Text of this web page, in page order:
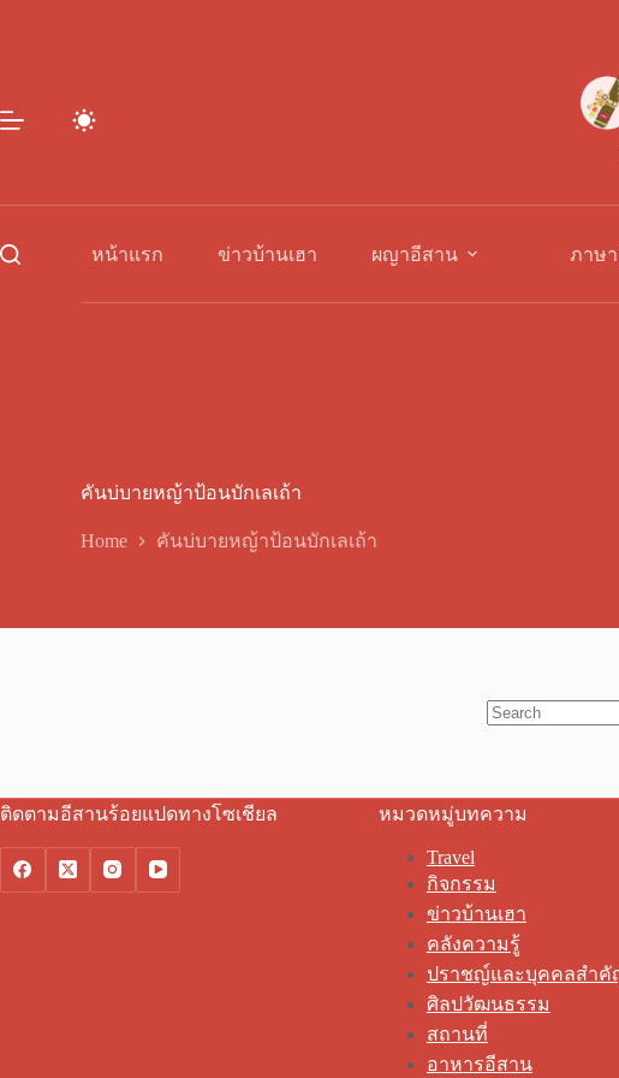
หน้าแรก ข่าวบ้านเฮา ผญาอีสาน ภาษ
คันบ่บายหญ้าป้อนบักเลเถ้า
Home คันบ่บายหญ้าป้อนบักเลเถ้า
ติดตามอีสานร้อยแปดทางโซเชียล หมวดหมู่บทความ
Travel
กิจกรรม
ข่าวบ้านเฮา
คลังความรู้
ปราชญ์และบุคคลสำคั
ศิลปวัฒนธรรม
สถานที่
อาหารอีสาน